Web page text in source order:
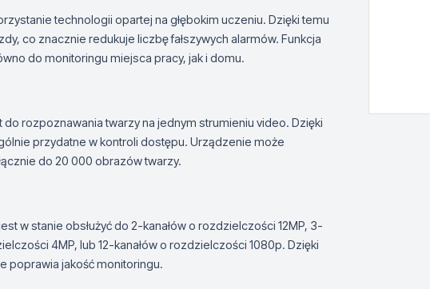
technologii opartej na głębokim uczeniu. Dzięki temu
co znacznie redukuje liczbę fałszywych alarmów. Funkcja
do monitoringu miejsca pracy, jak i domu.
rozpoznawania twarzy na jednym strumieniu video. Dzięki
przydatne w kontroli dostępu. Urządzenie może
do 20 000 obrazów twarzy.
w stanie obsłużyć do 2-kanałów o rozdzielczości 12MP, 3-
4MP, lub 12-kanałów o rozdzielczości 1080p. Dzięki
poprawia jakość monitoringu.